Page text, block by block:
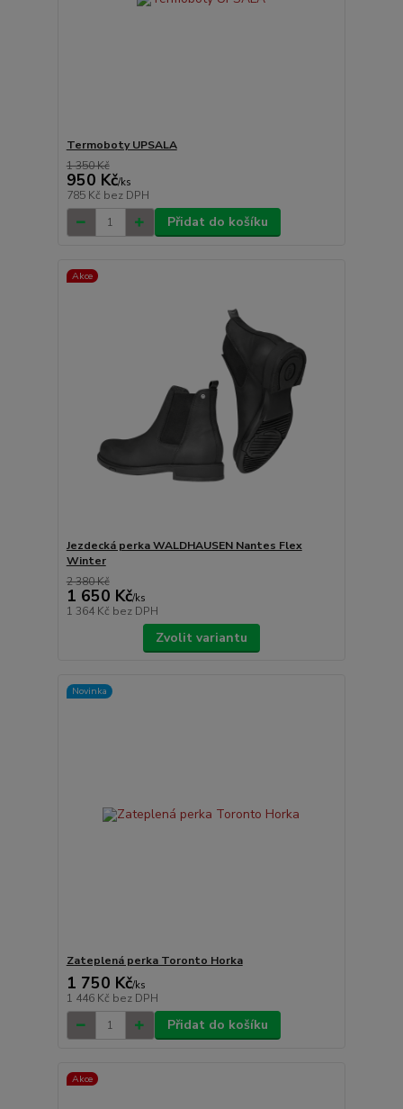
Termoboty UPSALA
1 350 Kč
950 Kč/ks
785 Kč bez DPH
Přidat do košíku
Akce
Jezdecká perka WALDHAUSEN Nantes Flex
Winter
2 380 Kč
1 650 Kč/ks
1 364 Kč bez DPH
Zvolit variantu
Novinka
Zateplená perka Toronto Horka
1 750 Kč/ks
1 446 Kč bez DPH
Přidat do košíku
Akce